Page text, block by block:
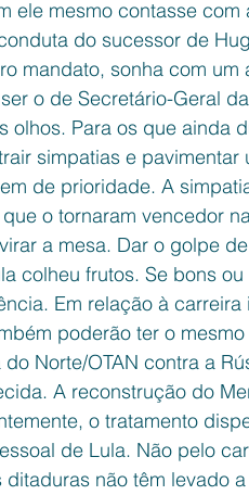
ele mesmo contasse
do sucessor de
mandato, sonha com um
o de Secretário-Geral
olhos. Para os que ainda
simpatias e
de prioridade. A
o tornaram vencedor
a mesa. Dar o golpe
colheu frutos. Se bons
Em relação à
poderão ter o
Norte/OTAN contra a
A reconstrução do
o tratamento
de Lula. Não pelo
não têm levado